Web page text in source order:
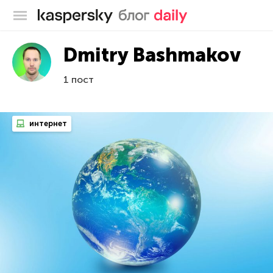
Блог Касперского
Dmitry Bashmakov
1 пост
интернет